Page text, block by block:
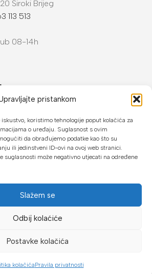
pristankom
koristimo tehnologije poput kolačića za
o uređaju. Suglasnost s ovim
da obrađujemo podatke kao što su
ili jedinstveni ID-ovi na ovoj web stranici.
suglasnosti može negativno utjecati na određene
Slažem se
Odbij kolaćiće
Postavke kolačića
kolačićaPravila privatnosti
Široki Brijeg
113 513
08-14h
platiti:
jednokratno ili do 24 rate
virmanom, internet bankarstvom
preuzimanja
© 2026 Proalat.ba